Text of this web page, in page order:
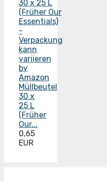
by
Amazon
Müllbeutel
30 x
25 L
(Früher
Our...
0,65
EUR